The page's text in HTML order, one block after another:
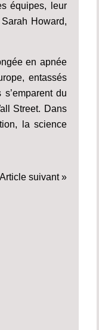
équipes, leur
Howard,
en apnée
entassés
du
Street. Dans
la science
Article suivant »